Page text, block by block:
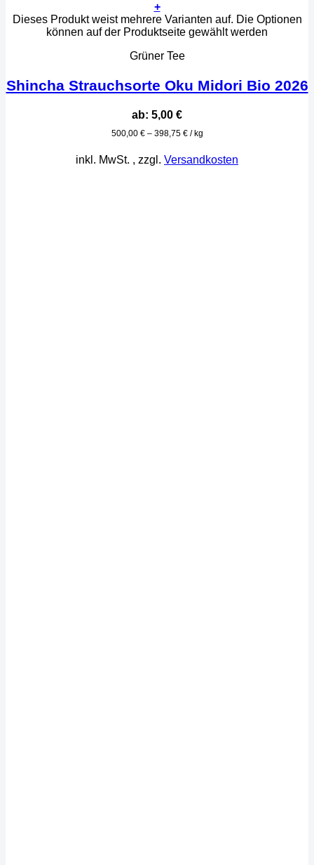
+
Dieses Produkt weist mehrere Varianten auf. Die Optionen
können auf der Produktseite gewählt werden
Grüner Tee
Shincha Strauchsorte Oku Midori Bio 2026
ab: 5,00 €
500,00 €– 398,75 €/kg
inkl. MwSt. , zzgl. Versandkosten